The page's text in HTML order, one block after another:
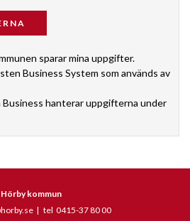
sparar mina uppgifter.
Business System som används av
Business hanterar uppgifterna under
Hörby kommun
| tel 0415-37 80 00